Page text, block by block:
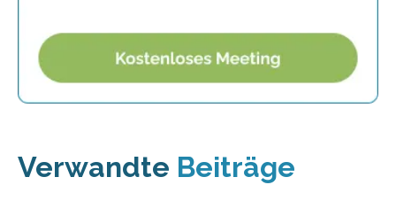
Verwandte Beiträge